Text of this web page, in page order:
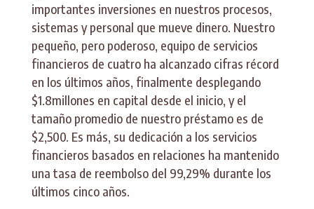
importantes inversiones en nuestros procesos,
sistemas y personal que mueve dinero. Nuestro
pequeño, pero poderoso, equipo de servicios
financieros de cuatro ha alcanzado cifras récord
en los últimos años, finalmente desplegando
$1.8millones en capital desde el inicio, y el
tamaño promedio de nuestro préstamo es de
$2,500. Es más, su dedicación a los servicios
financieros basados ​​en relaciones ha mantenido
una tasa de reembolso del 99,29% durante los
últimos cinco años.